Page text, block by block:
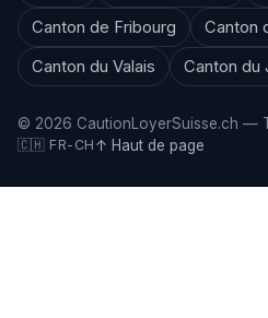
Canton de Fribourg
Canton
Canton du Valais
Canton du
© 2026 CautionLoyerSuisse.ch —
🇨🇭 FR-CH ↑ Haut de page